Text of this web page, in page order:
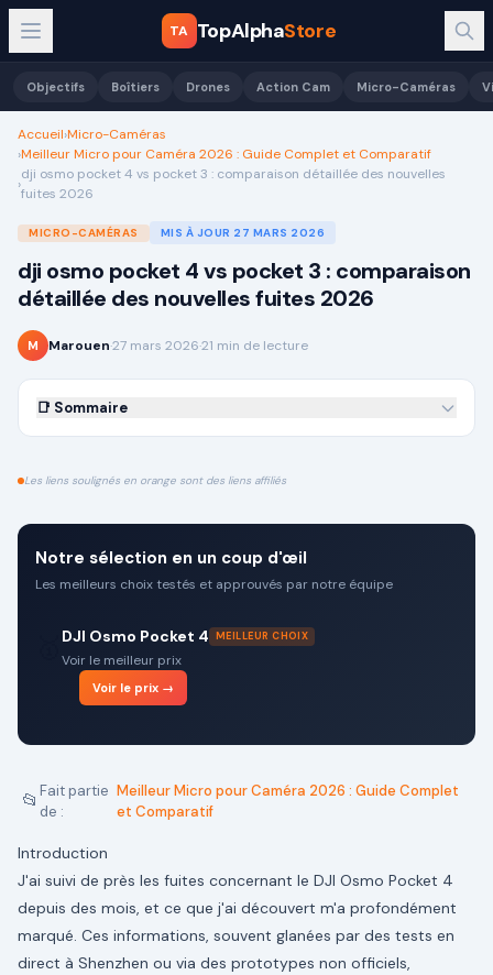
TA TopAlphaStore
Objectifs Boîtiers Drones Action Cam Micro-Caméras
Accueil›Micro-Caméras
›Meilleur Micro pour Caméra 2026 : Guide Complet et Comparatif
›
dji osmo pocket 4 vs pocket 3 : comparaison détaillée des nouvelles
fuites 2026
MICRO-CAMÉRAS MIS À JOUR 27 MARS 2026
dji osmo pocket 4 vs pocket 3 : comparaison
détaillée des nouvelles fuites 2026
M Marouen·27 mars 2026·21 min de lecture
📑 Sommaire
Les liens soulignés en orange sont des liens affiliés
Notre sélection en un coup d'œil
Les meilleurs choix testés et approuvés par notre équipe
DJI Osmo Pocket 4 MEILLEUR CHOIX
Voir le meilleur prix
Voir le prix →
📂 Fait partie
de :
Meilleur Micro pour Caméra 2026 : Guide Complet
et Comparatif
Introduction
J'ai suivi de près les fuites concernant le DJI Osmo Pocket 4
depuis des mois, et ce que j'ai découvert m'a profondément
marqué. Ces informations, souvent glanées par des tests en
direct à Shenzhen ou via des prototypes non officiels,